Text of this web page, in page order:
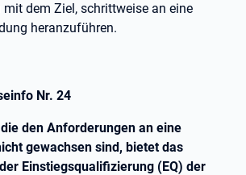
dem Ziel, schrittweise an eine
heranzuführen.
Nr. 24
den Anforderungen an eine
gewachsen sind, bietet das
Einstiegsqualifizierung (EQ) der